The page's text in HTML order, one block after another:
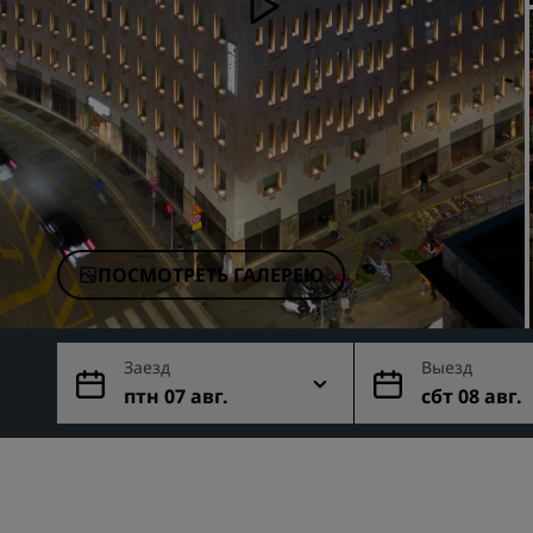
Аффилированные бренды в Китае
ПОСМОТРЕТЬ ГАЛЕРЕЮ
Заезд
птн 07 авг.
Выезд
сбт 08 авг.